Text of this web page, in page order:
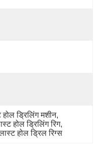
होल ड्रिलिंग मशीन,
होल ड्रिलिंग रिग,
होल ड्रिल रिग्स